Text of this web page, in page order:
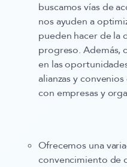
buscamos vías de
nos ayuden a
pueden hacer de la
progreso. Además,
en las
alianzas y
con empresas y
Ofrecemos una
convencimiento de